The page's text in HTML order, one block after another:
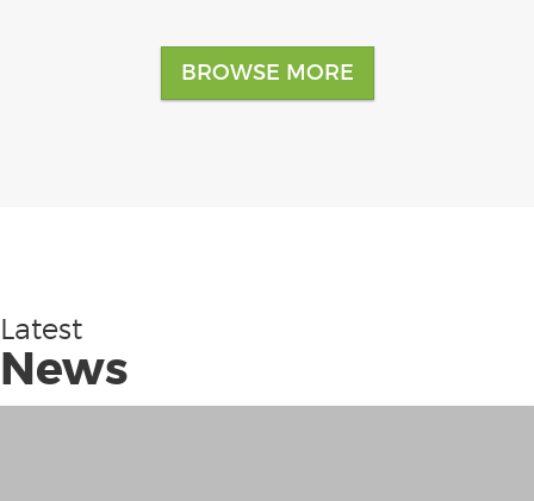
BROWSE MORE
Latest
News